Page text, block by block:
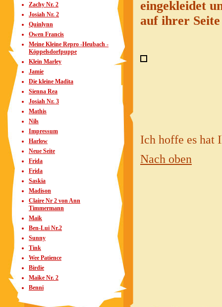
Zachy Nr. 2
Josiah Nr. 2
Quinlynn
Owen Francis
Meine Kleine Repro -Heubach -
Köppelsdorfpuppe
Klein Marley
Jamie
Die kleine Madita
Sienna Rea
Josiah Nr. 3
Mathis
Nils
Impressum
Harlow
Neue Seite
Frida
Frida
Saskia
Madison
Claire Nr 2 von Ann
Timmermann
Maik
Ben-Lui Nr.2
Sunny
Tink
Wee Patience
Birdie
Maike Nr. 2
Benni
eingekleidet
auf ihrer
Ich hoffe es hat
Nach oben